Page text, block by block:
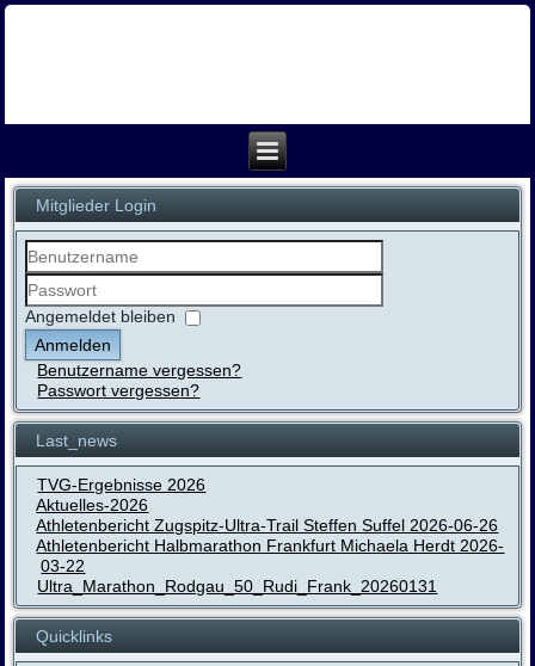
Mitglieder Login
Benutzername
Passwort
Angemeldet bleiben
Anmelden
Benutzername vergessen?
Passwort vergessen?
Last_news
TVG-Ergebnisse 2026
Aktuelles-2026
Athletenbericht Zugspitz-Ultra-Trail Steffen Suffel 2026-06-26
Athletenbericht Halbmarathon Frankfurt Michaela Herdt 2026-
03-22
Ultra_Marathon_Rodgau_50_Rudi_Frank_20260131
Quicklinks